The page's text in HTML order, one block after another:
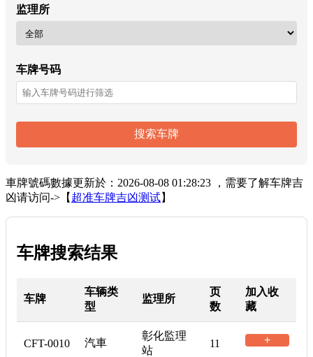
监理所
车牌号码
搜索车牌
車牌號碼數據更新於：2026-08-08 01:28:23 ，需要了解车牌吉
凶请访问->【 超准车牌吉凶测试】
车牌搜索结果
车牌
车辆类
型
监理所
页
数
加入收
藏
CFT-0010 汽車
彰化監理
站
11 +